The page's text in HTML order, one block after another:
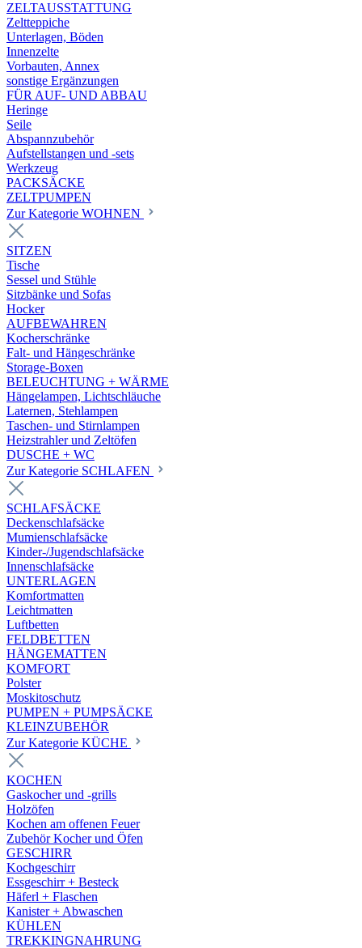
ZELTAUSSTATTUNG
Zeltteppiche
Unterlagen, Böden
Innenzelte
Vorbauten, Annex
sonstige Ergänzungen
FÜR AUF- UND ABBAU
Heringe
Seile
Abspannzubehör
Aufstellstangen und -sets
Werkzeug
PACKSÄCKE
ZELTPUMPEN
Zur Kategorie WOHNEN
SITZEN
Tische
Sessel und Stühle
Sitzbänke und Sofas
Hocker
AUFBEWAHREN
Kocherschränke
Falt- und Hängeschränke
Storage-Boxen
BELEUCHTUNG + WÄRME
Hängelampen, Lichtschläuche
Laternen, Stehlampen
Taschen- und Stirnlampen
Heizstrahler und Zeltöfen
DUSCHE + WC
Zur Kategorie SCHLAFEN
SCHLAFSÄCKE
Deckenschlafsäcke
Mumienschlafsäcke
Kinder-/Jugendschlafsäcke
Innenschlafsäcke
UNTERLAGEN
Komfortmatten
Leichtmatten
Luftbetten
FELDBETTEN
HÄNGEMATTEN
KOMFORT
Polster
Moskitoschutz
PUMPEN + PUMPSÄCKE
KLEINZUBEHÖR
Zur Kategorie KÜCHE
KOCHEN
Gaskocher und -grills
Holzöfen
Kochen am offenen Feuer
Zubehör Kocher und Öfen
GESCHIRR
Kochgeschirr
Essgeschirr + Besteck
Häferl + Flaschen
Kanister + Abwaschen
KÜHLEN
TREKKINGNAHRUNG